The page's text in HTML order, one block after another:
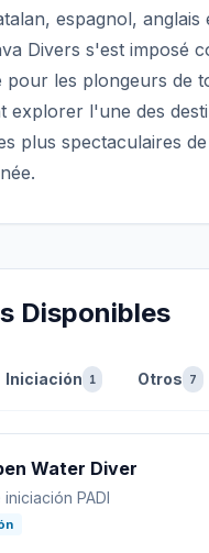
espagnol, anglais
Divers s'est imposé
pour les plongeurs de
explorer l'une des
plus spectaculaires
Disponibles
Iniciación 1 Otros 7
Water Diver
PADI